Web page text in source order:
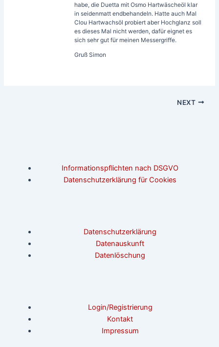
habe, die Duetta mit Osmo Hartwäscheöl klar
in seidenmatt endbehandeln. Hatte auch Mal
Clou Hartwachsöl probiert aber Hochglanz soll
es dieses Mal nicht werden, dafür eignet es
sich sehr gut für meinen Messergriffe.
Gruß Simon
NEXT
Informationspflichten nach DSGVO
Datenschutzerklärung für Cookies
Datenschutzerklärung
Datenauskunft
Datenlöschung
Login/Registrierung
Kontakt
Impressum